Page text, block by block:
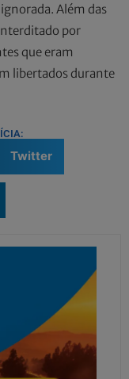
Além das
por
que eram
libertados durante
Twitter